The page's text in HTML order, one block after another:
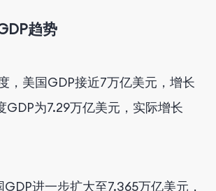
趋势
，美国GDP接近7万亿美元，增长
GDP为7.29万亿美元，实际增长
进一步扩大至7.365万亿美元，